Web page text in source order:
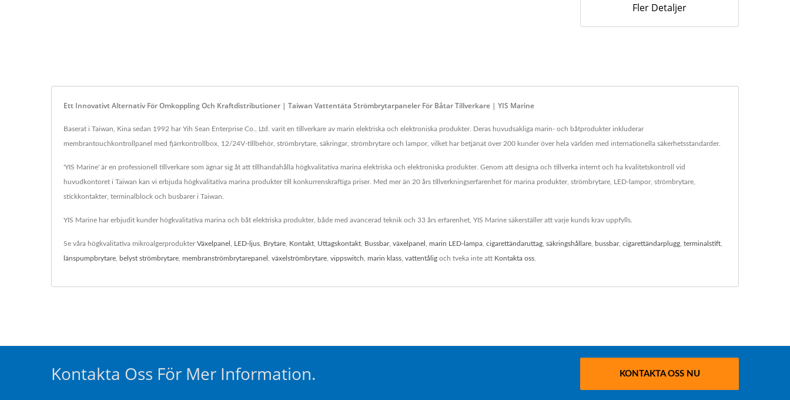
Fler Detaljer
Ett Innovativt Alternativ För Omkoppling Och Kraftdistributioner | Taiwan Vattentäta Strömbrytarpaneler För Båtar Tillverkare | YIS Marine
Baserat i Taiwan, Kina sedan 1992 har Yih Sean Enterprise Co., Ltd. varit en tillverkare av marin elektriska och elektroniska produkter. Deras huvudsakliga marin- och båtprodukter inkluderar
membrantouchkontrollpanel med fjärrkontrollbox, 12/24V-tillbehör, strömbrytare, säkringar, strömbrytare och lampor, vilket har betjänat över 200 kunder över hela världen med internationella säkerhetsstandarder.
'YIS Marine' är en professionell tillverkare som ägnar sig åt att tillhandahålla högkvalitativa marina elektriska och elektroniska produkter. Genom att designa och tillverka internt och ha kvalitetskontroll vid
huvudkontoret i Taiwan kan vi erbjuda högkvalitativa marina produkter till konkurrenskraftiga priser. Med mer än 20 års tillverkningserfarenhet för marina produkter, strömbrytare, LED-lampor, strömbrytare,
stickkontakter, terminalblock och busbarer i Taiwan.
YIS Marine har erbjudit kunder högkvalitativa marina och båt elektriska produkter, både med avancerad teknik och 33 års erfarenhet, YIS Marine säkerställer att varje kunds krav uppfylls.
Se våra högkvalitativa mikroalgerprodukterVäxelpanel LED-ljus Brytare Kontakt Uttagskontakt Bussbar, växelpanel marin LED-lampa cigarettändaruttag säkringshållare bussbar, cigarettändarplugg terminalstift
länspumpbrytare belyst strömbrytare membranströmbrytarepanel växelströmbrytare vippswitch marin klass vattentålig och tveka inte att Kontakta oss
Kontakta Oss För Mer Information. KONTAKTA OSS NU